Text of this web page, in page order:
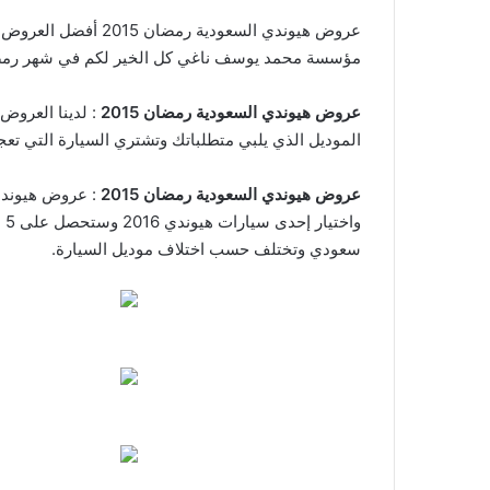
عروض هيوندي
مؤسسة محمد يوسف ناغي كل الخير لكم في شهر
عروض هيوندي السعودية رمضان 2015
الموديل الذي يلبي متطلباتك وتشتري السيارة التي
عروض هيوندي السعودية رمضان 2015
سعودي وتختلف حسب اختلاف موديل السيارة.